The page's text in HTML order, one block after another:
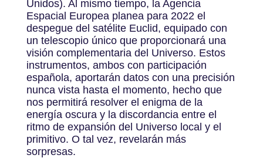
Unidos). Al mismo tiempo, la Agencia
Espacial Europea planea para 2022 el
despegue del satélite Euclid, equipado con
un telescopio único que proporcionará una
visión complementaria del Universo. Estos
instrumentos, ambos con participación
española, aportarán datos con una precisión
nunca vista hasta el momento, hecho que
nos permitirá resolver el enigma de la
energía oscura y la discordancia entre el
ritmo de expansión del Universo local y el
primitivo. O tal vez, revelarán más
sorpresas.